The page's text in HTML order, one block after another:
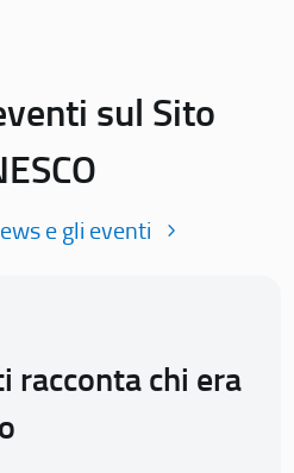
sul Sito
e gli eventi
racconta chi era